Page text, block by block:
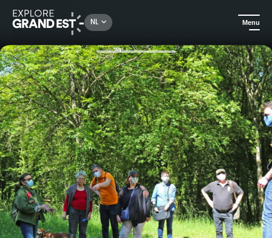
NL Menu
Kijk je ogen uit in de Grand Est Rondleiding op het slagveld en wandeling - Circuit Souville